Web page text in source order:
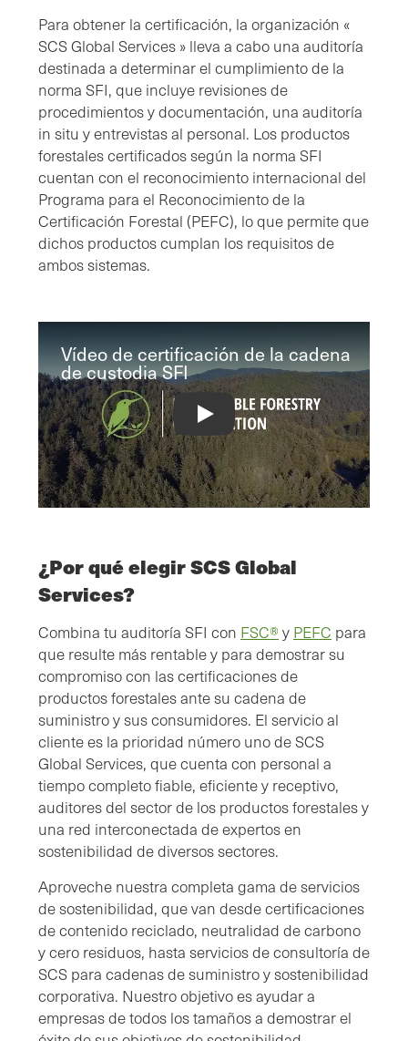
Para obtener la certificación, la organización «
SCS Global Services » lleva a cabo una auditoría
destinada a determinar el cumplimiento de la
norma SFI, que incluye revisiones de
procedimientos y documentación, una auditoría
in situ y entrevistas al personal. Los productos
forestales certificados según la norma SFI
cuentan con el reconocimiento internacional del
Programa para el Reconocimiento de la
Certificación Forestal (PEFC), lo que permite que
dichos productos cumplan los requisitos de
ambos sistemas.
Vídeo de certificación de la cadena
de custodia SFI
SFI® Chain of Custody Certification
¿Por qué elegir SCS Global
Services?
Combina tu auditoría SFI con FSC® y PEFC para
que resulte más rentable y para demostrar su
compromiso con las certificaciones de
productos forestales ante su cadena de
suministro y sus consumidores. El servicio al
cliente es la prioridad número uno de SCS
Global Services, que cuenta con personal a
tiempo completo fiable, eficiente y receptivo,
auditores del sector de los productos forestales y
una red interconectada de expertos en
sostenibilidad de diversos sectores.
Aproveche nuestra completa gama de servicios
de sostenibilidad, que van desde certificaciones
de contenido reciclado, neutralidad de carbono
y cero residuos, hasta servicios de consultoría de
SCS para cadenas de suministro y sostenibilidad
corporativa. Nuestro objetivo es ayudar a
empresas de todos los tamaños a demostrar el